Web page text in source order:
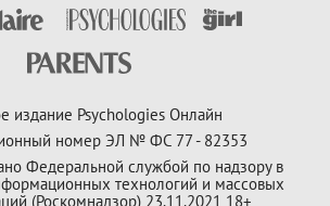
издание Psychologies Онлайн
номер ЭЛ № ФС 77 - 82353
Федеральной службой по надзору в
технологий и массовых
(Роскомнадзор) 23.11.2021 18+